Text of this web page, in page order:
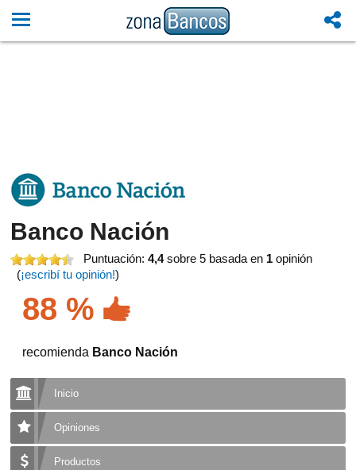
Banco Nación
Puntuación:4,4sobre 5 basada en 1 opinión
(¡escribí tu opinión!)
88 %
recomienda Banco Nación
Inicio
Opiniones
Productos